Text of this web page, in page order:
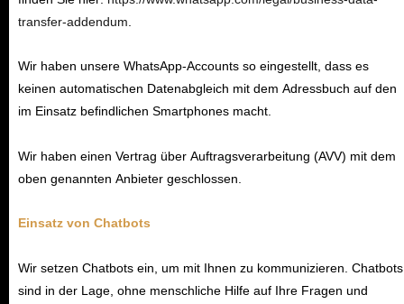
transfer-addendum
Wir haben unsere WhatsApp-Accounts so eingestellt, dass es
keinen automatischen Datenabgleich mit dem Adressbuch auf den
im Einsatz befindlichen Smartphones macht.
Wir haben einen Vertrag über Auftragsverarbeitung (AVV) mit dem
oben genannten Anbieter geschlossen.
Einsatz von Chatbots
Wir setzen Chatbots ein, um mit Ihnen zu kommunizieren. Chatbots
sind in der Lage, ohne menschliche Hilfe auf Ihre Fragen und